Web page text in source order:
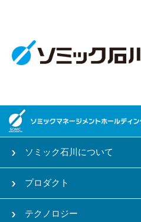
ソミック石川について
プロダクト
テクノロジー